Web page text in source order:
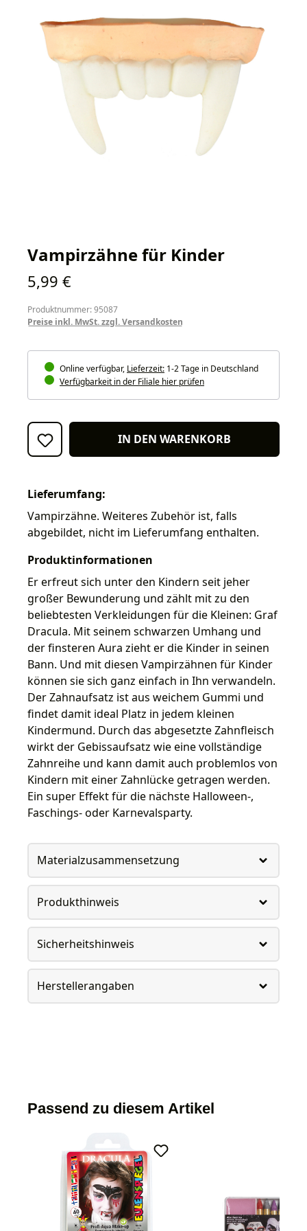
Vampirzähne für Kinder
Regulärer Preis:
5,99 €
Produktnummer: 95087
Preise inkl. MwSt. zzgl. Versandkosten
Online verfügbar, Lieferzeit: 1-2 Tage in Deutschland
Verfügbarkeit in der Filiale hier prüfen
IN DEN WARENKORB
Lieferumfang:
Vampirzähne. Weiteres Zubehör ist, falls
abgebildet, nicht im Lieferumfang enthalten.
Produktinformationen
Er erfreut sich unter den Kindern seit jeher
großer Bewunderung und zählt mit zu den
beliebtesten Verkleidungen für die Kleinen: Graf
Dracula. Mit seinem schwarzen Umhang und
der finsteren Aura zieht er die Kinder in seinen
Bann. Und mit diesen Vampirzähnen für Kinder
können sie sich ganz einfach in Ihn verwandeln.
Der Zahnaufsatz ist aus weichem Gummi und
findet damit ideal Platz in jedem kleinen
Kindermund. Durch das abgesetzte Zahnfleisch
wirkt der Gebissaufsatz wie eine vollständige
Zahnreihe und kann damit auch problemlos von
Kindern mit einer Zahnlücke getragen werden.
Ein super Effekt für die nächste Halloween-,
Faschings- oder Karnevalsparty.
Materialzusammensetzung
Produkthinweis
Sicherheitshinweis
Herstellerangaben
Passend zu diesem Artikel